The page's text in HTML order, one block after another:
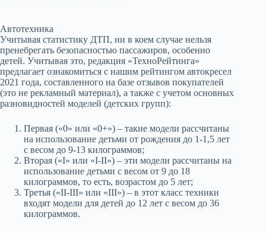
Автотехника
Учитывая статистику ДТП, ни в коем случае нельзя
пренебрегать безопасностью пассажиров, особенно
детей. Учитывая это, редакция «ТехноРейтинга»
предлагает ознакомиться с нашим рейтингом автокресел
2021 года, составленного на базе отзывов покупателей
(это не рекламный материал), а также с учетом основных
разновидностей моделей (детских групп):
Первая («0» или «0+») – такие модели рассчитаны
на использование детьми от рождения до 1-1,5 лет
с весом до 9-13 килограммов;
Вторая («I» или «I-II») – эти модели рассчитаны на
использование детьми с весом от 9 до 18
килограммов, то есть, возрастом до 5 лет;
Третья («II-III» или «III») – в этот класс техники
входят модели для детей до 12 лет с весом до 36
килограммов.